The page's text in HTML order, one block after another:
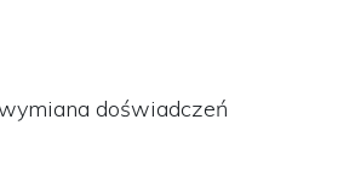
doświadczeń